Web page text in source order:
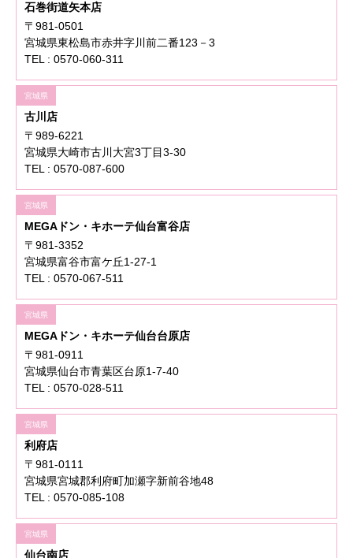
石巻街道矢本店
〒981-0501
宮城県東松島市赤井字川前二番123－3
TEL : 0570-060-311
宮城県
古川店
〒989-6221
宮城県大崎市古川大宮3丁目3-30
TEL : 0570-087-600
宮城県
MEGAドン・キホーテ仙台富谷店
〒981-3352
宮城県富谷市富ケ丘1-27-1
TEL : 0570-067-511
宮城県
MEGAドン・キホーテ仙台台原店
〒981-0911
宮城県仙台市青葉区台原1-7-40
TEL : 0570-028-511
宮城県
利府店
〒981-0111
宮城県宮城郡利府町加瀬字新前谷地48
TEL : 0570-085-108
宮城県
仙台南店